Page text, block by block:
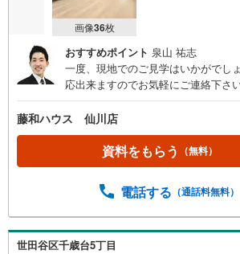
画像36枚
おすすめポイント 泉山 祐志
一度、現地でのご見学はいかがでし
応出来ますのでお気軽にご連絡下さ
す。
藤和ハウス 仙川店
資料をもらう （無料）
電話する （通話料無料）
世田谷区千歳台5丁目